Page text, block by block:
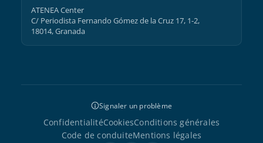
ATENEA Center
C/ Periodista Fernando Gómez de la Cruz 17, 1-2,
18014, Granada
Signaler un problème
ConfidentialitéCookiesConditions générales
Code de conduiteMentions légales